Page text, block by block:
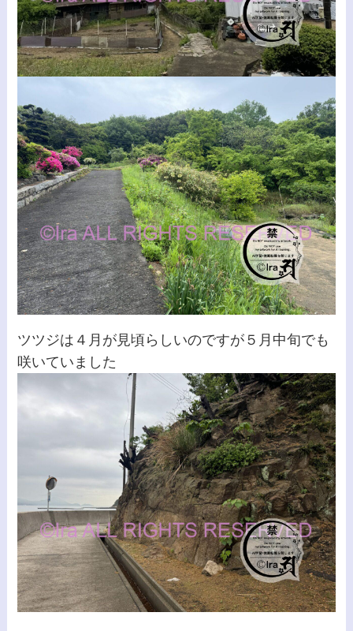
ツツジは４月が見頃らしいのですが５月中旬でも
咲いていました